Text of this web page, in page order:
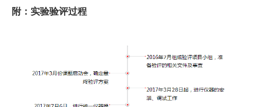
附：实验验评过程